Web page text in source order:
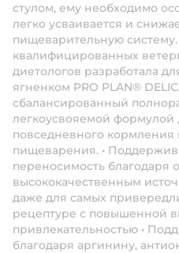
стулом, ему необходимо
легко усваивается и
пищеварительную
квалифицированных
диетологов разработала
ягненком PRO PLAN®
сбалансированный
легкоусвояемой формулой
повседневного
пищеварения. •
переносимость благодаря
высококачественным
даже для самых
рецептуре с повышенной
привлекательностью •
благодаря аргинину,